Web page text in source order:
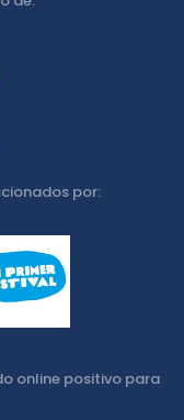
por:
online positivo para